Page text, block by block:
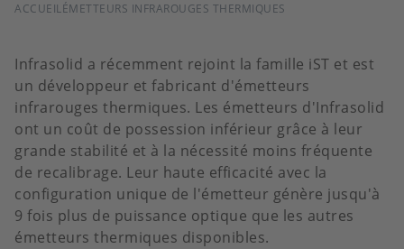
FIL
D'ARIANE
ACCUEILÉMETTEURS INFRAROUGES THERMIQUES
Infrasolid a récemment rejoint la famille iST et est
un développeur et fabricant d'émetteurs
infrarouges thermiques. Les émetteurs d'Infrasolid
ont un coût de possession inférieur grâce à leur
grande stabilité et à la nécessité moins fréquente
de recalibrage. Leur haute efficacité avec la
configuration unique de l'émetteur génère jusqu'à
9 fois plus de puissance optique que les autres
émetteurs thermiques disponibles.